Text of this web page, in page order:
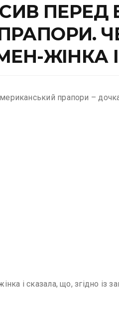
ПЕРЕД
ЖІНКА
прапори –
і сказала, що, згідно